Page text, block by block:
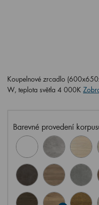
Koupelnové zrcadlo
W, teplota světla 4 000K
Barevné provedení